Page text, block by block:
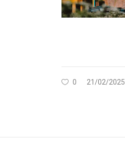
0 21/02/2025